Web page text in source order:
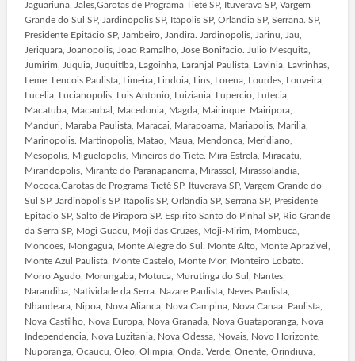
Jaguariuna, Jales,Garotas de Programa Tietê SP, Ituverava SP, Vargem
Grande do Sul SP, Jardinópolis SP, Itápolis SP, Orlândia SP, Serrana. SP,
Presidente Epitácio SP, Jambeiro, Jandira. Jardinopolis, Jarinu, Jau,
Jeriquara, Joanopolis, Joao Ramalho, Jose Bonifacio. Julio Mesquita,
Jumirim, Juquia, Juquitiba, Lagoinha, Laranjal Paulista, Lavinia, Lavrinhas,
Leme. Lencois Paulista, Limeira, Lindoia, Lins, Lorena, Lourdes, Louveira,
Lucelia, Lucianopolis, Luis Antonio, Luiziania, Lupercio, Lutecia,
Macatuba, Macaubal, Macedonia, Magda, Mairinque. Mairipora,
Manduri, Maraba Paulista, Maracai, Marapoama, Mariapolis, Marilia,
Marinopolis. Martinopolis, Matao, Maua, Mendonca, Meridiano,
Mesopolis, Miguelopolis, Mineiros do Tiete. Mira Estrela, Miracatu,
Mirandopolis, Mirante do Paranapanema, Mirassol, Mirassolandia,
Mococa.Garotas de Programa Tietê SP, Ituverava SP, Vargem Grande do
Sul SP, Jardinópolis SP, Itápolis SP, Orlândia SP, Serrana SP, Presidente
Epitácio SP, Salto de Pirapora SP. Espírito Santo do Pinhal SP, Rio Grande
da Serra SP, Mogi Guacu, Moji das Cruzes, Moji-Mirim, Mombuca,
Moncoes, Mongagua, Monte Alegre do Sul. Monte Alto, Monte Aprazivel,
Monte Azul Paulista, Monte Castelo, Monte Mor, Monteiro Lobato.
Morro Agudo, Morungaba, Motuca, Murutinga do Sul, Nantes,
Narandiba, Natividade da Serra. Nazare Paulista, Neves Paulista,
Nhandeara, Nipoa, Nova Alianca, Nova Campina, Nova Canaa. Paulista,
Nova Castilho, Nova Europa, Nova Granada, Nova Guataporanga, Nova
Independencia, Nova Luzitania, Nova Odessa, Novais, Novo Horizonte,
Nuporanga, Ocaucu, Oleo, Olimpia, Onda. Verde, Oriente, Orindiuva,